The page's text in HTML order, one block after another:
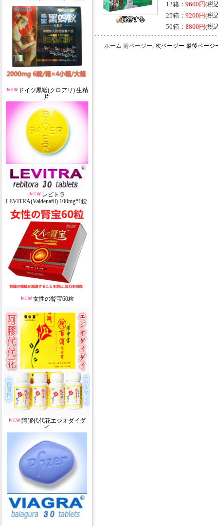
ドイツ黒蟻(クロアリ) 生精
片
レビトラ
LEVITRA(Valdenafil) 100mg*1錠
女性の腎宝60粒
阿膠代代花エジオダイダ
イ
12箱： 9600円(税
25箱： 9200円(税
50箱： 8800円(税
ホーム 前ページー; 次ページー 最後ページ